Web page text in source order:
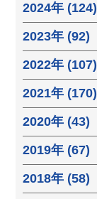
2024年 (124)
2023年 (92)
2022年 (107)
2021年 (170)
2020年 (43)
2019年 (67)
2018年 (58)